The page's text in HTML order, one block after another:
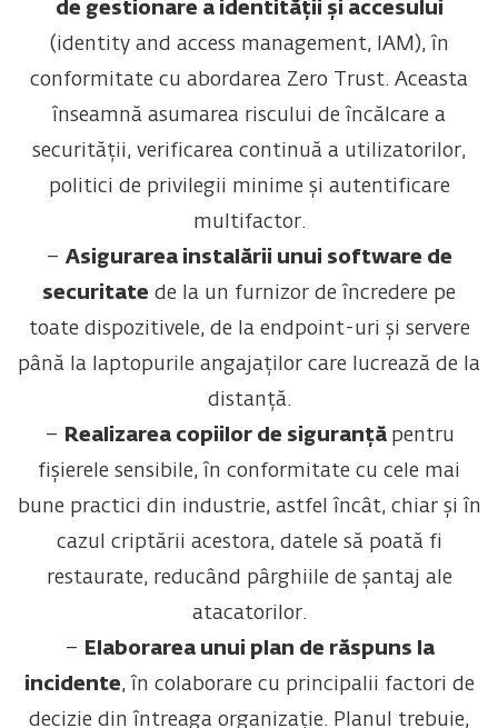
de gestionare a identității și accesului
(identity and access management, IAM), în
conformitate cu abordarea Zero Trust. Aceasta
înseamnă asumarea riscului de încălcare a
securității, verificarea continuă a utilizatorilor,
politici de privilegii minime și autentificare
multifactor.
– Asigurarea instalării unui software de
securitate de la un furnizor de încredere pe
toate dispozitivele, de la endpoint-uri și servere
până la laptopurile angajaților care lucrează de la
distanță.
–
Realizarea copiilor de siguranță pentru
fișierele sensibile, în conformitate cu cele mai
bune practici din industrie, astfel încât, chiar și în
cazul criptării acestora, datele să poată fi
restaurate, reducând pârghiile de șantaj ale
atacatorilor.
–
Elaborarea unui plan de răspuns la
incidente, în colaborare cu principalii factori de
decizie din întreaga organizație. Planul trebuie,